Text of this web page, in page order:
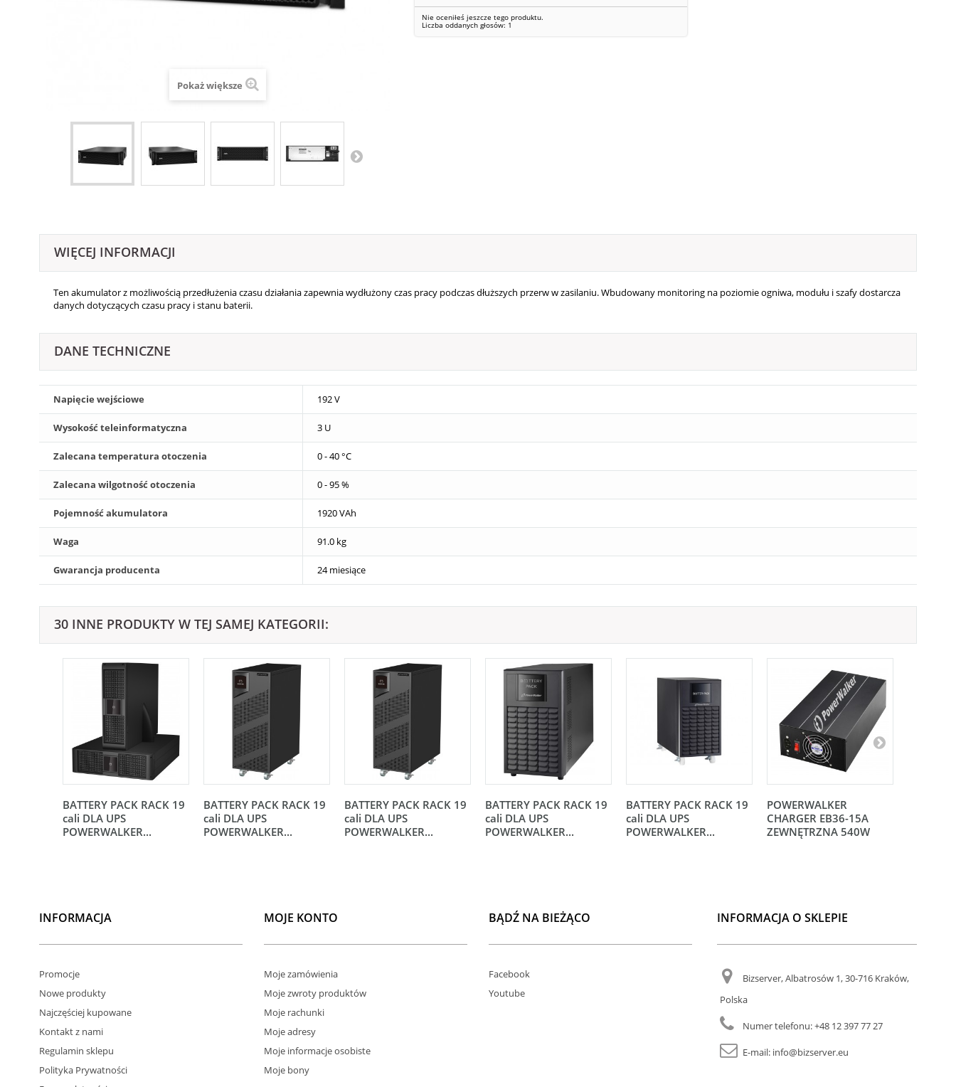
Pokaż większe
Nie oceniłeś jeszcze tego produktu.
Liczba oddanych głosów: 1
WIĘCEJ INFORMACJI
Ten akumulator z możliwością przedłużenia czasu działania zapewnia wydłużony czas pracy podczas dłuższych przerw w zasilaniu. Wbudowany monitoring na poziomie ogniwa, modułu i szafy dostarcza
danych dotyczących czasu pracy i stanu baterii.
DANE TECHNICZNE
Napięcie wejściowe 192 V
Wysokość teleinformatyczna 3 U
Zalecana temperatura otoczenia 0 - 40 °C
Zalecana wilgotność otoczenia 0 - 95 %
Pojemność akumulatora 1920 VAh
Waga 91.0 kg
Gwarancja producenta 24 miesiące
30 INNE PRODUKTY W TEJ SAMEJ KATEGORII:
BATTERY PACK RACK 19
cali DLA UPS
POWERWALKER...
BATTERY PACK RACK 19
cali DLA UPS
POWERWALKER...
BATTERY PACK RACK 19
cali DLA UPS
POWERWALKER...
BATTERY PACK RACK 19
cali DLA UPS
POWERWALKER...
BATTERY PACK RACK 19
cali DLA UPS
POWERWALKER...
POWERWALKER
CHARGER EB36-15A
ZEWNĘTRZNA 540W
INFORMACJA
Promocje
Nowe produkty
Najczęściej kupowane
Kontakt z nami
Regulamin sklepu
Polityka Prywatności
MOJE KONTO
Moje zamówienia
Moje zwroty produktów
Moje rachunki
Moje adresy
Moje informacje osobiste
Moje bony
BĄDŹ NA BIEŻĄCO
Facebook
Youtube
INFORMACJA O SKLEPIE
Bizserver, Albatrosów 1, 30-716 Kraków,
Polska
Numer telefonu:+48 12 397 77 27
E-mail: info@bizserver.eu